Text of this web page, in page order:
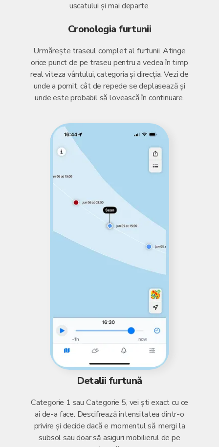
uscatului și mai departe.
Cronologia furtunii
Urmărește traseul complet al furtunii. Atinge
orice punct de pe traseu pentru a vedea în timp
real viteza vântului, categoria și direcția. Vezi de
unde a pornit, cât de repede se deplasează și
unde este probabil să lovească în continuare.
Detalii furtună
Categorie 1 sau Categorie 5, vei ști exact cu ce
ai de-a face. Descifrează intensitatea dintr-o
privire și decide dacă e momentul să mergi la
subsol sau doar să asiguri mobilierul de pe